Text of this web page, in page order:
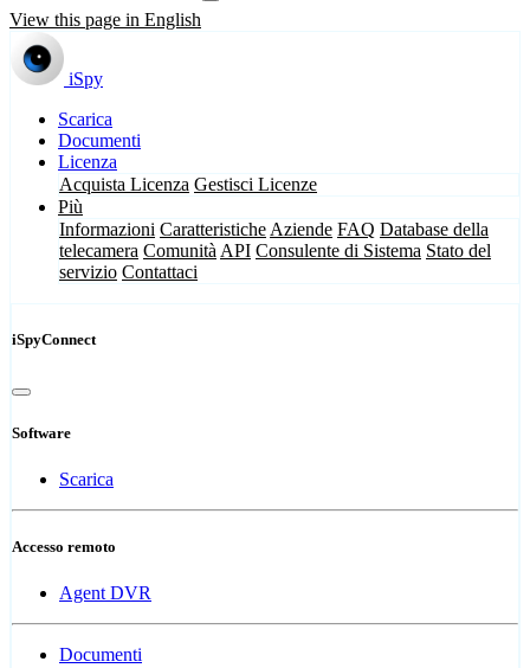
View this page in English
iSpy
Scarica
Documenti
Licenza
Acquista Licenza Gestisci Licenze
Più
Informazioni Caratteristiche Aziende FAQ Database della
telecamera Comunità API Consulente di Sistema Stato del
servizio Contattaci
iSpyConnect
Software
Scarica
Accesso remoto
Agent DVR
Documenti